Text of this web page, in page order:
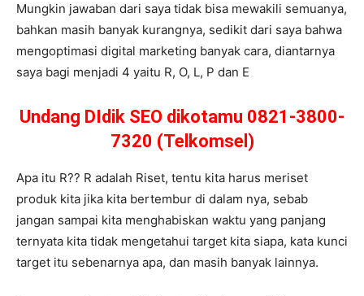
Mungkin jawaban dari saya tidak bisa mewakili semuanya,
bahkan masih banyak kurangnya, sedikit dari saya bahwa
mengoptimasi digital marketing banyak cara, diantarnya
saya bagi menjadi 4 yaitu R, O, L, P dan E
Undang DIdik SEO dikotamu 0821-3800-
7320 (Telkomsel)
Apa itu R?? R adalah Riset, tentu kita harus meriset
produk kita jika kita bertembur di dalam nya, sebab
jangan sampai kita menghabiskan waktu yang panjang
ternyata kita tidak mengetahui target kita siapa, kata kunci
target itu sebenarnya apa, dan masih banyak lainnya.